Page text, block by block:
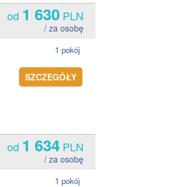
od 1 630 PLN
/ za osobę
1 pokój
SZCZEGÓŁY
od 1 634 PLN
/ za osobę
1 pokój